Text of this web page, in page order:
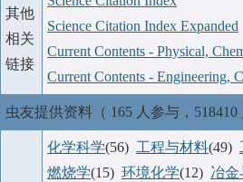
其他
相关
链接
Science Citation Index Expanded
Current Contents - Physical,
Current Contents - Engineering,
虫友提供资料（ 165 人参与，518410
化学科学(56) 工程与材料(49)
燃烧学(15) 环境化学(12) 冶金